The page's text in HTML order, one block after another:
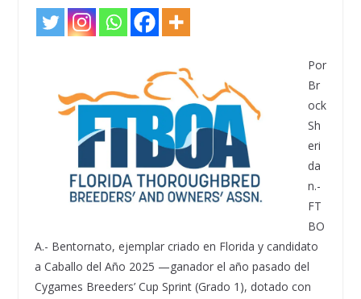
Por
Br
ock
Sh
eri
da
n.-
FT
BO
A.- Bentornato, ejemplar criado en Florida y candidato
a Caballo del Año 2025 —ganador el año pasado del
Cygames Breeders’ Cup Sprint (Grado 1), dotado con